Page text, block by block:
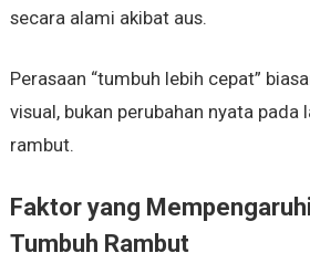
secara alami akibat aus.
Perasaan “tumbuh lebih cepat”
visual, bukan perubahan nyata pada
rambut.
Faktor yang
Tumbuh Rambut